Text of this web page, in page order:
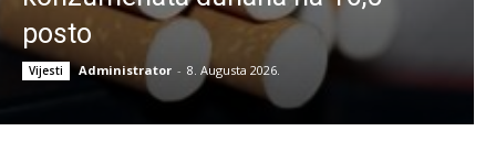
posto
Vijesti Administrator - 8. Augusta 2026.